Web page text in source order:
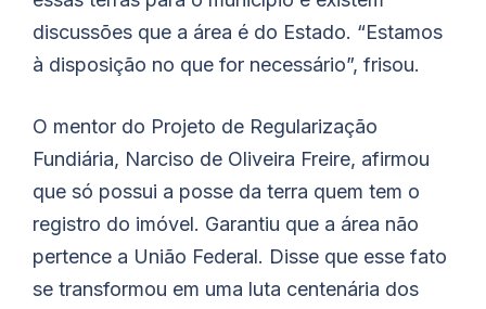
discussões que a área é do Estado. “Estamos
à disposição no que for necessário”, frisou.
O mentor do Projeto de Regularização
Fundiária, Narciso de Oliveira Freire, afirmou
que só possui a posse da terra quem tem o
registro do imóvel. Garantiu que a área não
pertence a União Federal. Disse que esse fato
se transformou em uma luta centenária dos